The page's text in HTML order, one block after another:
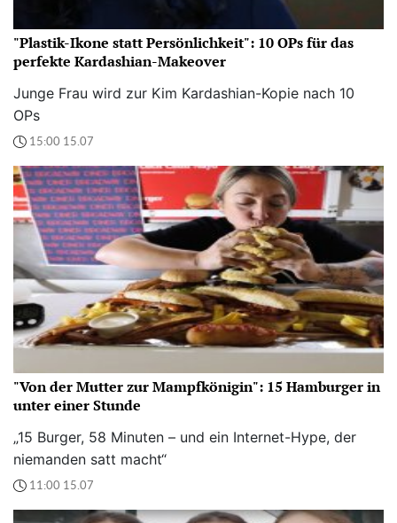
"Plastik-Ikone statt Persönlichkeit": 10 OPs für das
perfekte Kardashian-Makeover
Junge Frau wird zur Kim Kardashian-Kopie nach 10
OPs
15:00 15.07
"Von der Mutter zur Mampfkönigin": 15 Hamburger in
unter einer Stunde
„15 Burger, 58 Minuten – und ein Internet-Hype, der
niemanden satt macht“
11:00 15.07